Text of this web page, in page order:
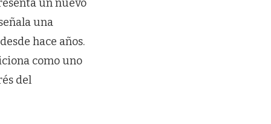
un nuevo
una
hace años.
como uno
del